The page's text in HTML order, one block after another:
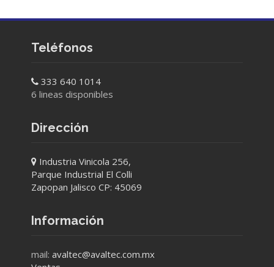
Teléfonos
333 640 1014
6 lineas disponibles
Dirección
Industria Vinicola 256,
Parque Industrial El Colli
Zapopan Jalisco CP: 45069
Información
mail: avaltec@avaltec.com.mx